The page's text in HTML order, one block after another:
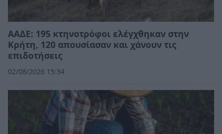
ΑΑΔΕ: 195 κτηνοτρόφοι ελέγχθηκαν στην
Κρήτη, 120 απουσίασαν και χάνουν τις
επιδοτήσεις
02/08/2026 15:34